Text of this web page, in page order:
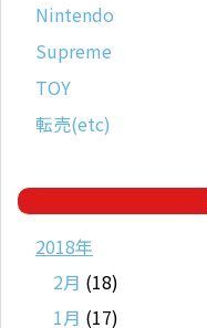
Nintendo
Supreme
TOY
転売(etc)
2018年
2月 (18)
1月 (17)